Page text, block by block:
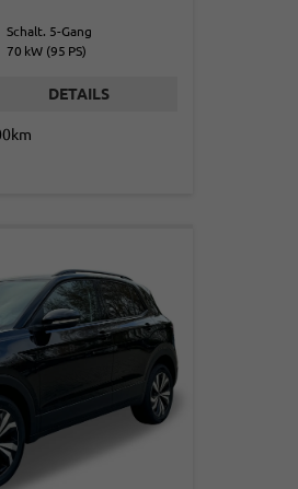
Schalt. 5-Gang
70 kW (95 PS)
DETAILS